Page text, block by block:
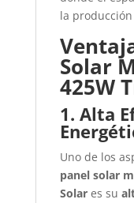
la
Solar
425W
1. Alta
Uno de los
panel solar
Solares su